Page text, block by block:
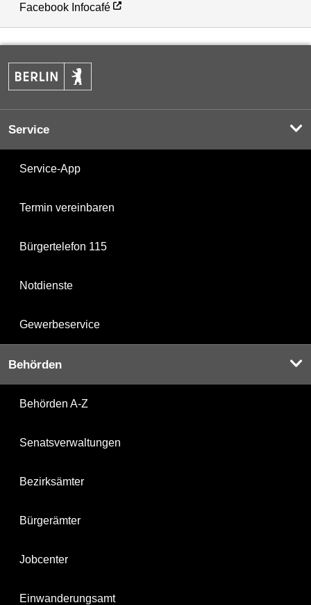
Facebook Infocafé
Service
Service-App
Termin vereinbaren
Bürgertelefon 115
Notdienste
Gewerbeservice
Behörden
Behörden A-Z
Senatsverwaltungen
Bezirksämter
Bürgerämter
Jobcenter
Einwanderungsamt